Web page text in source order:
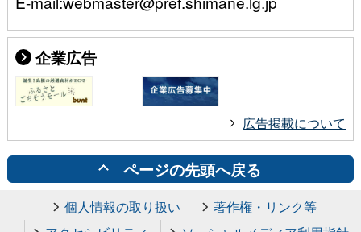
企業広告
広告掲載について
ページの先頭へ戻る
個人情報の取り扱い
著作権・リンク等